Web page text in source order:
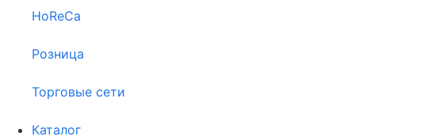
HoReCa
Розница
Торговые сети
Каталог